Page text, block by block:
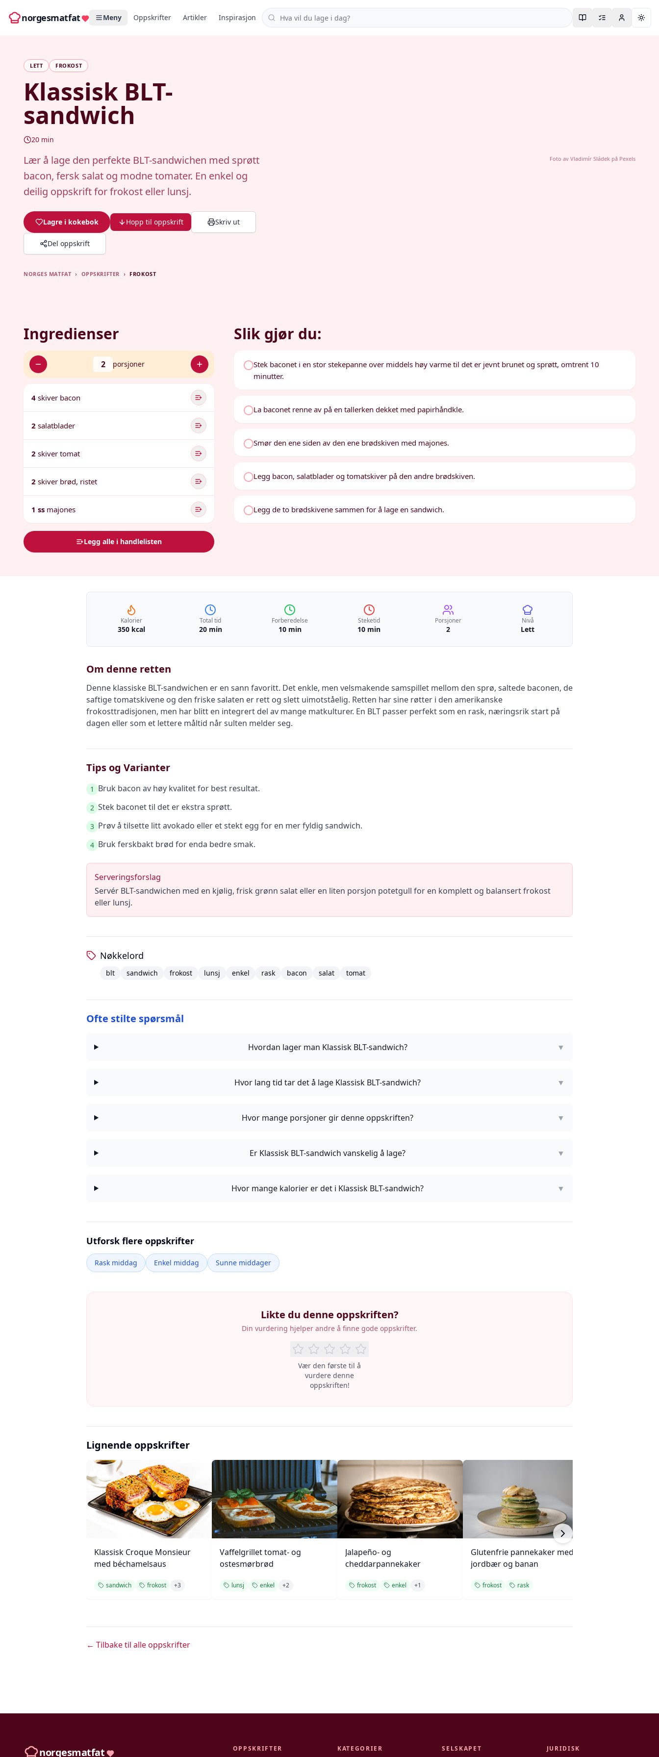
norgesmatfat Meny Oppskrifter Artikler Inspirasjon Søk i oppskrifter
LETT FROKOST
Klassisk BLT-
sandwich
20 min
Lær å lage den perfekte BLT-sandwichen med sprøtt
bacon, fersk salat og modne tomater. En enkel og
deilig oppskrift for frokost eller lunsj.
Lagre i kokebok Hopp til oppskrift Skriv ut
Del oppskrift
Foto av Vladimír Sládekpå Pexels
NORGES MATFAT › OPPSKRIFTER › FROKOST
Ingredienser
2 porsjoner
4 skiver bacon
2 salatblader
2 skiver tomat
2 skiver brød, ristet
1 ss majones
Legg alle i handlelisten
Slik gjør du:
Stek baconet i en stor stekepanne over middels høy varme til det er jevnt brunet og sprøtt, omtrent 10
minutter.
La baconet renne av på en tallerken dekket med papirhåndkle.
Smør den ene siden av den ene brødskiven med majones.
Legg bacon, salatblader og tomatskiver på den andre brødskiven.
Legg de to brødskivene sammen for å lage en sandwich.
Kalorier
350 kcal
Total tid
20 min
Forberedelse
10 min
Steketid
10 min
Porsjoner
2
Nivå
Lett
Om denne retten
Denne klassiske BLT-sandwichen er en sann favoritt. Det enkle, men velsmakende samspillet mellom den sprø, saltede baconen, de
saftige tomatskivene og den friske salaten er rett og slett uimotståelig. Retten har sine røtter i den amerikanske
frokosttradisjonen, men har blitt en integrert del av mange matkulturer. En BLT passer perfekt som en rask, næringsrik start på
dagen eller som et lettere måltid når sulten melder seg.
Tips og Varianter
1 Bruk bacon av høy kvalitet for best resultat.
2 Stek baconet til det er ekstra sprøtt.
3 Prøv å tilsette litt avokado eller et stekt egg for en mer fyldig sandwich.
4 Bruk ferskbakt brød for enda bedre smak.
Serveringsforslag
Servér BLT-sandwichen med en kjølig, frisk grønn salat eller en liten porsjon potetgull for en komplett og balansert frokost
eller lunsj.
Nøkkelord
blt sandwich frokost lunsj enkel rask bacon salat tomat
Ofte stilte spørsmål
Hvordan lager man Klassisk BLT-sandwich? ▼
Hvor lang tid tar det å lage Klassisk BLT-sandwich? ▼
Hvor mange porsjoner gir denne oppskriften? ▼
Er Klassisk BLT-sandwich vanskelig å lage? ▼
Hvor mange kalorier er det i Klassisk BLT-sandwich? ▼
Utforsk flere oppskrifter
Rask middag Enkel middag Sunne middager
Likte du denne oppskriften?
Din vurdering hjelper andre å finne gode oppskrifter.
Vær den første til å
vurdere denne
oppskriften!
Lignende oppskrifter
Klassisk Croque Monsieur
med béchamelsaus
sandwich frokost +3
Vaffelgrillet tomat- og
ostesmørbrød
lunsj enkel +2
Jalapeño- og
cheddarpannekaker
frokost enkel +1
Glutenfrie pannekaker med
jordbær og banan
frokost rask
← Tilbake til alle oppskrifter
norgesmatfat OPPSKRIFTER KATEGORIER SELSKAPET JURIDISK